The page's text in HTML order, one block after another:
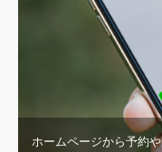
ホームページから予約